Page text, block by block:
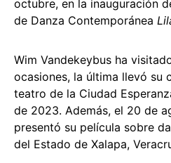
octubre, en la inauguración
de Danza Contemporánea
Wim Vandekeybus ha
ocasiones, la última llevó su
teatro de la Ciudad
de 2023. Además, el 20 de
presentó su película sobre
del Estado de Xalapa,